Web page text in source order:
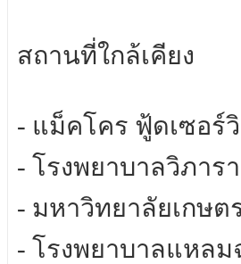
สถานที่ใกล้เคียง
- แม็คโคร ฟู้ดเซอร์
- โรงพยาบาลวิภาร
- มหาวิทยาลัยเกษต
- โรงพยาบาลแหลม